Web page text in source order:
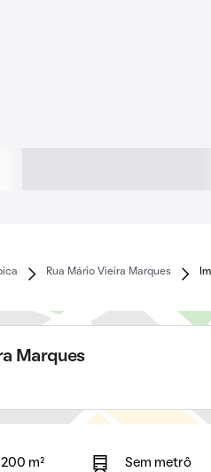
Rua Mário Vieira Marques
Marques
200 m²
Sem metrô